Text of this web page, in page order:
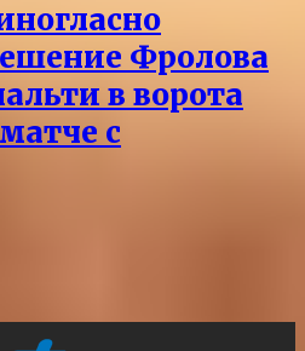
Фролова
в ворота
с